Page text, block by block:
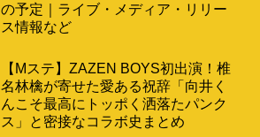
の予定｜ライブ・メディア・リリー
ス情報など
【Mステ】ZAZEN BOYS初出演！椎
名林檎が寄せた愛ある祝辞「向井く
んこそ最高にトッポく洒落たパンク
ス」と密接なコラボ史まとめ